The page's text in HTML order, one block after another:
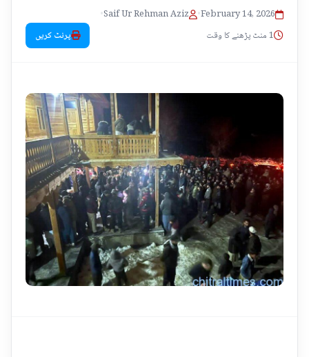
February 14, 2026
•
Saif Ur Rehman Aziz
•
1 منٹ پڑھنے کا وقت
پرنٹ کریں